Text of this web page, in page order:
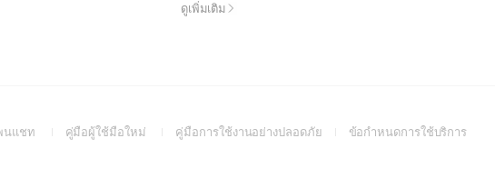
ดูเพิ่มเติม
นแชท
(Openคู่มือผู้ใช้มือใหม่
(Openคู่มือการใช้งานอย่างปลอดภัย(Openข้อกำหนดการใช้บริการ(Open